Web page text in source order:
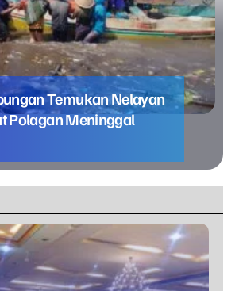
Temukan Nelayan
Polagan Meninggal